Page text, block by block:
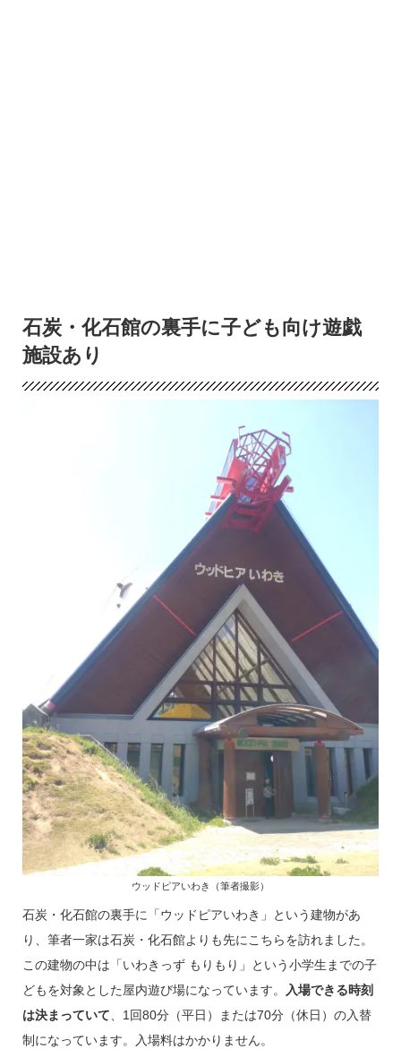
石炭・化石館の裏手に子ども向け遊戯
施設あり
ウッドピアいわき（筆者撮影）
石炭・化石館の裏手に「ウッドピアいわき」という建物があ
り、筆者一家は石炭・化石館よりも先にこちらを訪れました。
この建物の中は「いわきっず もりもり」という小学生までの子
どもを対象とした屋内遊び場になっています。 入場できる時刻
は決まっていて、1回80分（平日）または70分（休日）の入替
制になっています。入場料はかかりません。